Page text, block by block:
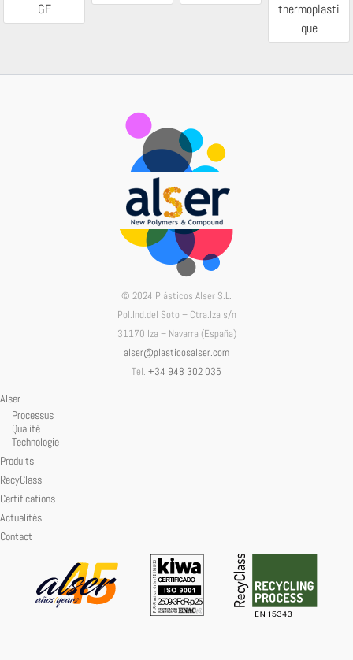
GF
thermoplasti
que
© 2024 Plásticos Alser S.L.
Pol.Ind.del Soto – Ctra.Iza s/n
31170 Iza – Navarra (España)
alser@plasticosalser.com
Tel. +34 948 302 035
Alser
Processus
Qualité
Technologie
Produits
RecyClass
Certifications
Actualités
Contact